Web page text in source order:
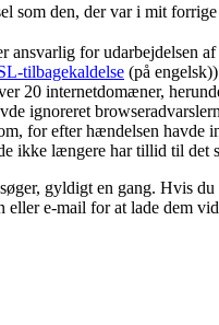
som den, der var i mit
for udarbejdelsen
tilbagekaldelse (på
20 internetdomæner,
ignoreret
for efter hændelsen
ikke længere har tillid til
gyldigt en gang. Hvis
e-mail for at lade dem